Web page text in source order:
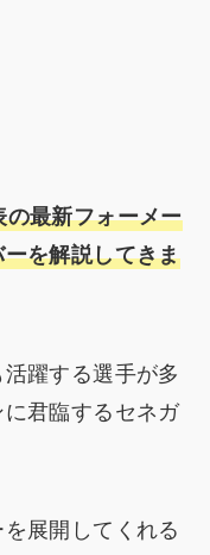
最新フォーメー
を解説してきま
躍する選手が多
君臨するセネガ
展開してくれる